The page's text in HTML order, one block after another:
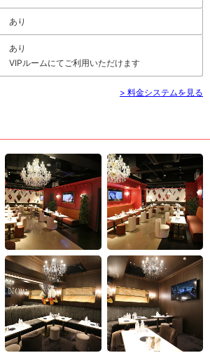
あり
あり
VIPルームにてご利用いただけます
> 料金システムを見る